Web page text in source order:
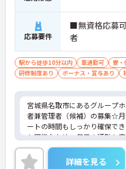
応募要件
■無資格応募
者
駅から徒歩10分以内 車通勤可 寮・
研修制度あり
ボーナス・賞与あり
宮城県名取市にあるグループ
者兼管理者（候補）の募集☆
ートの時間もしっかり確保で
も可能なため、毎日の通勤も
る方には、面接対策ポイント
案内しますのでお気軽にご相
詳細を見る